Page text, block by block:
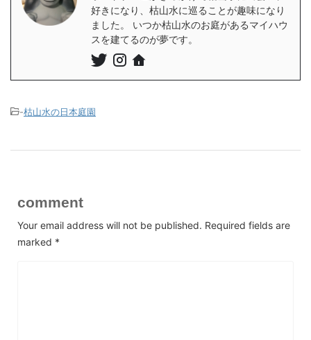
好きになり、枯山水に巡ることが趣味になり
ました。 いつか枯山水のお庭があるマイハウ
スを建てるのが夢です。
-枯山水の日本庭園
comment
Your email address will not be published. Required fields are
marked *